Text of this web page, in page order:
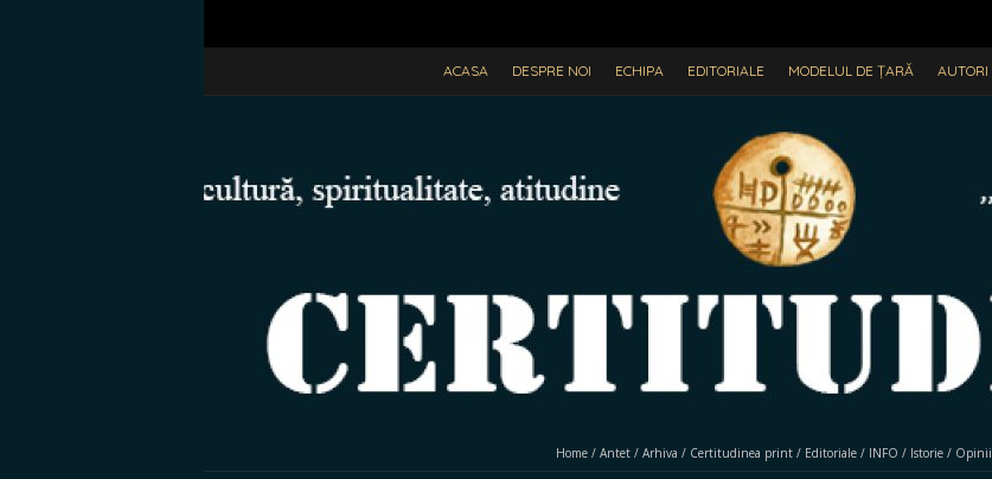
ACASA DESPRE NOI ECHIPA EDITORIALE MODELUL DE ȚARĂ AUTORI
Home / Antet / Arhiva / Certitudinea print / Editoriale / INFO / Istorie / Opinii